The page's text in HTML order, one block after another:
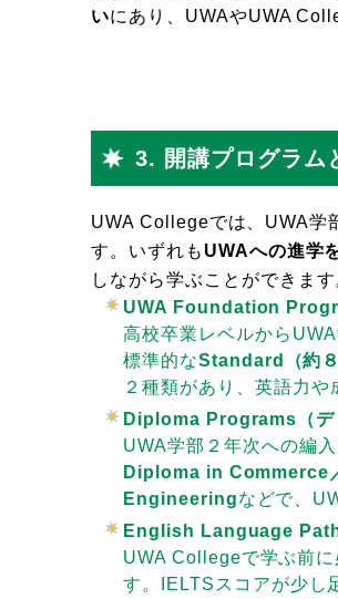
いにあり、UWAやUWA
3. 開講プログラム
UWA Collegeでは、UWA学
す。いずれも UWAへの進学
しながら学ぶことができます
UWA Foundation
高校卒業レベルから
標準的なStandard（約８
２種類があり、英語力や
Diploma Programs（デ
UWA学部２年次への編
Diploma in
Engineeringなどで、
English Language
UWA Collegeで学ぶ前
す。IELTSスコアが少